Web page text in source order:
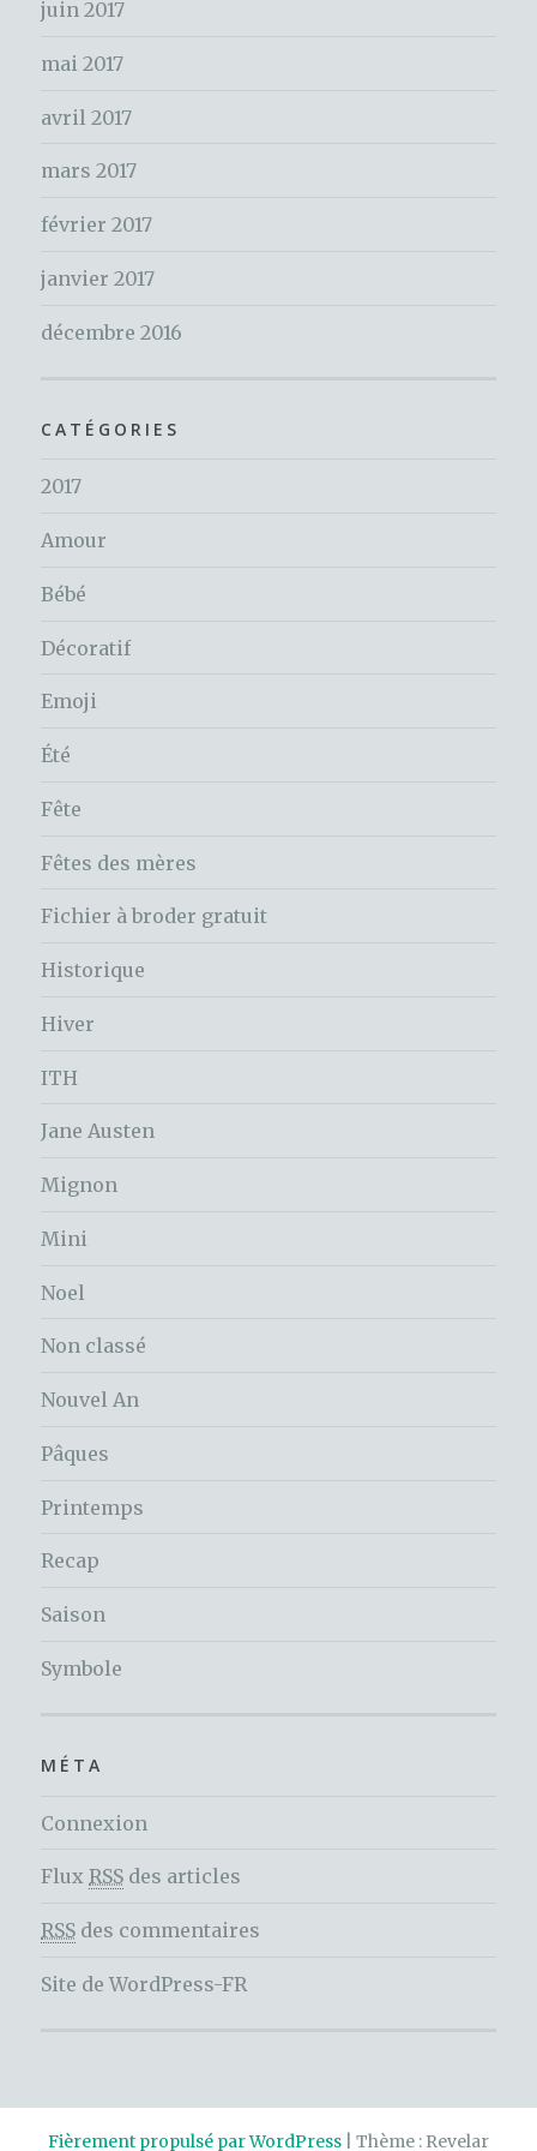
juin 2017
mai 2017
avril 2017
mars 2017
février 2017
janvier 2017
décembre 2016
CATÉGORIES
2017
Amour
Bébé
Décoratif
Emoji
Été
Fête
Fêtes des mères
Fichier à broder gratuit
Historique
Hiver
ITH
Jane Austen
Mignon
Mini
Noel
Non classé
Nouvel An
Pâques
Printemps
Recap
Saison
Symbole
MÉTA
Connexion
Flux RSS des articles
RSS des commentaires
Site de WordPress-FR
Fièrement propulsé par WordPress Thème : Revelar